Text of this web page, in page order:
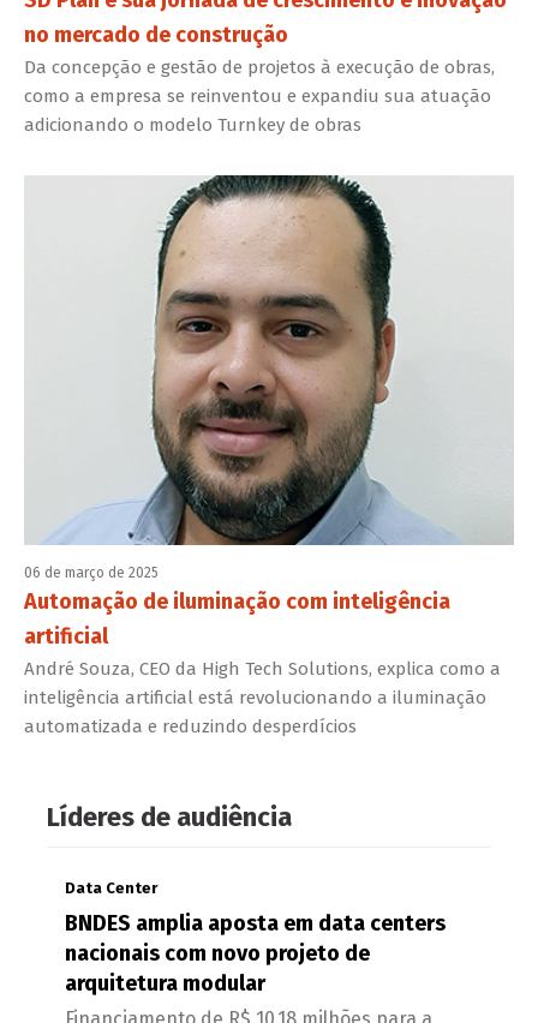
no mercado de construção
Da concepção e gestão de projetos à execução de obras,
como a empresa se reinventou e expandiu sua atuação
adicionando o modelo Turnkey de obras
06 de março de 2025
Automação de iluminação com inteligência
artificial
André Souza, CEO da High Tech Solutions, explica como a
inteligência artificial está revolucionando a iluminação
automatizada e reduzindo desperdícios
Líderes de audiência
Data Center
BNDES amplia aposta em data centers
nacionais com novo projeto de
arquitetura modular